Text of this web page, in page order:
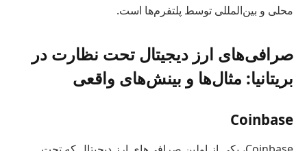
محلی و بین‌المللی توسط پلتفرم‌ها است.
صرافی‌های ارز دیجیتال تحت نظارت در
بریتانیا: مثال‌ها و بینش‌های واقعی
Coinbase